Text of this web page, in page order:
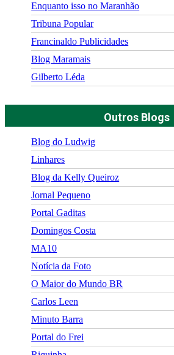
Enquanto isso no Maranhão
Tribuna Popular
Francinaldo Publicidades
Blog Maramais
Gilberto Léda
Outros Blogs
Blog do Ludwig
Linhares
Blog da Kelly Queiroz
Jornal Pequeno
Portal Gaditas
Domingos Costa
MA10
Notícia da Foto
O Maior do Mundo BR
Carlos Leen
Minuto Barra
Portal do Frei